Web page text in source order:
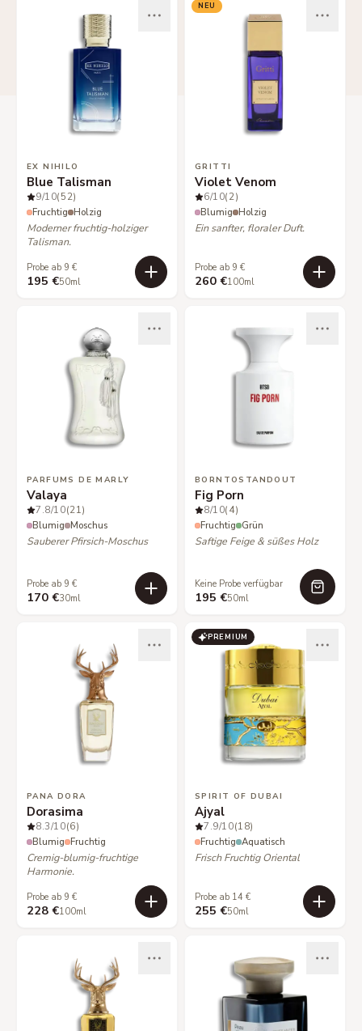
EX NIHILO
Blue Talisman
9/10(52)
Fruchtig Holzig
Moderner fruchtig-holziger
Talisman.
Probe ab 9 €
195 €50ml
NEU
GRITTI
Violet Venom
6/10(2)
Blumig Holzig
Ein sanfter, floraler Duft.
Probe ab 9 €
260 €100ml
PARFUMS DE MARLY
Valaya
7.8/10(21)
Blumig Moschus
Sauberer Pfirsich-Moschus
Probe ab 9 €
170 €30ml
BORNTOSTANDOUT
Fig Porn
8/10(4)
Fruchtig Grün
Saftige Feige & süßes Holz
Keine Probe verfügbar
195 €50ml
PANA DORA
Dorasima
8.3/10(6)
Blumig Fruchtig
Cremig-blumig-fruchtige
Harmonie.
Probe ab 9 €
228 €100ml
PREMIUM
SPIRIT OF DUBAI
Ajyal
7.9/10(18)
Fruchtig Aquatisch
Frisch Fruchtig Oriental
Probe ab 14 €
255 €50ml